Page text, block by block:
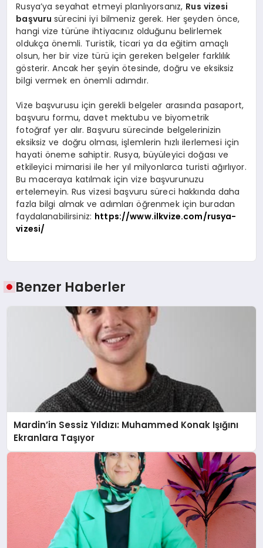
Rusya’ya seyahat etmeyi planlıyorsanız, Rus vizesi
başvurusürecini iyi bilmeniz gerek. Her şeyden önce,
hangi vize türüne ihtiyacınız olduğunu belirlemek
oldukça önemli. Turistik, ticari ya da eğitim amaçlı
olsun, her bir vize türü için gereken belgeler farklılık
gösterir. Ancak her şeyin ötesinde, doğru ve eksiksiz
bilgi vermek en önemli adımdır.
Vize başvurusu için gerekli belgeler arasında pasaport,
başvuru formu, davet mektubu ve biyometrik
fotoğraf yer alır. Başvuru sürecinde belgelerinizin
eksiksiz ve doğru olması, işlemlerin hızlı ilerlemesi için
hayati öneme sahiptir. Rusya, büyüleyici doğası ve
etkileyici mimarisi ile her yıl milyonlarca turisti ağırlıyor.
Bu maceraya katılmak için vize başvurunuzu
ertelemeyin. Rus vizesi başvuru süreci hakkında daha
fazla bilgi almak ve adımları öğrenmek için buradan
faydalanabilirsiniz: https://www.ilkvize.com/rusya-
vizesi/
Benzer Haberler
Mardin’in Sessiz Yıldızı: Muhammed Konak Işığını
Ekranlara Taşıyor